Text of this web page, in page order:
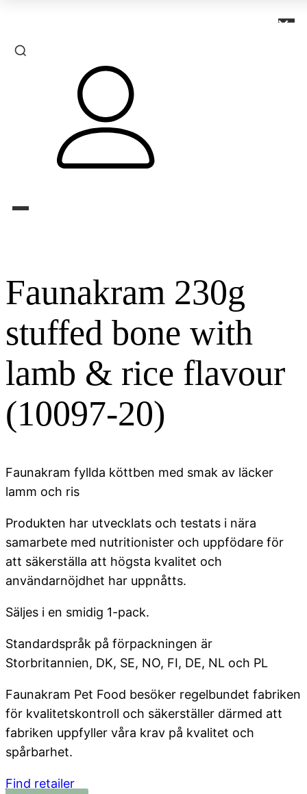
Faunakram 230g
stuffed bone with
lamb & rice flavour
(10097-20)
Faunakram fyllda köttben med smak av läcker
lamm och ris
Produkten har utvecklats och testats i nära
samarbete med nutritionister och uppfödare för
att säkerställa att högsta kvalitet och
användarnöjdhet har uppnåtts.
Säljes i en smidig 1-pack.
Standardspråk på förpackningen är
Storbritannien, DK, SE, NO, FI, DE, NL och PL
Faunakram Pet Food besöker regelbundet fabriken
för kvalitetskontroll och säkerställer därmed att
fabriken uppfyller våra krav på kvalitet och
spårbarhet.
Find retailer
×